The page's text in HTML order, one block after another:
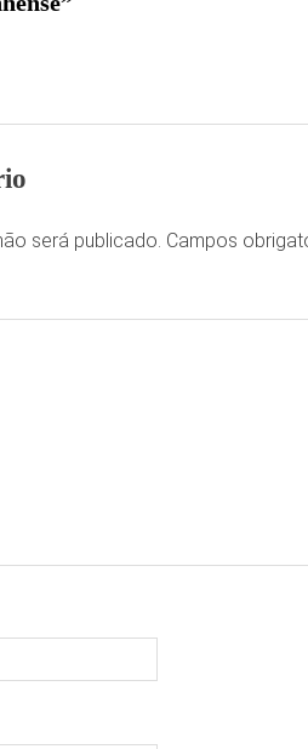
será publicado. Campos